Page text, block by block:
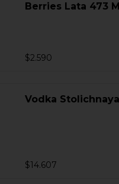
Berries Lata 473
$2.590
Vodka
$14.607